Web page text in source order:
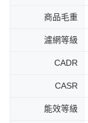
商品毛重
濾網等級
CADR
CASR
能效等級